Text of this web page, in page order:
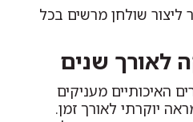
שולחן מרשים בכל
לאורך שנים
האיכותיים מעניקים
יוקרתי לאורך זמן.